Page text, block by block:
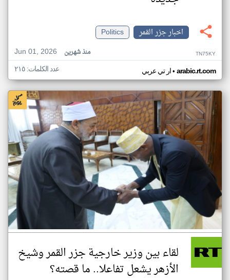
اخبار جزر القمر
Politics
Jun 01, 2026
منذ شهرين TN75KY
ار تي عربي• arabic.rt.com عدد الكلمات: ٢١٥
لقاء بين وزير خارجية جزر القمر وشيخ
الأزهر يشعل تفاعلا.. ما قصته؟